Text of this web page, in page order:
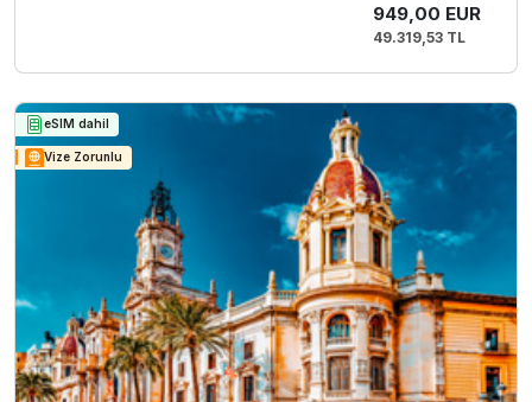
949,00 EUR
49.319,53 TL
eSIM dahil
Vize Zorunlu